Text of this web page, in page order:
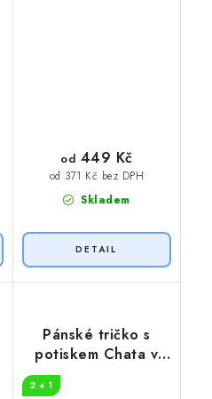
Skladem
od 371 Kč bez DPH
od 449 Kč
Pánské tričko s
potiskem Chata v
2 + 1